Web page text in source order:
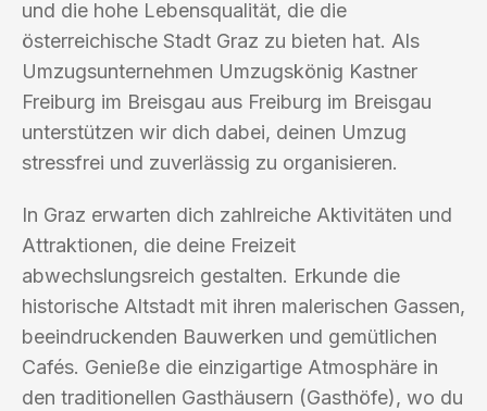
und die hohe Lebensqualität, die die
österreichische Stadt Graz zu bieten hat. Als
Umzugsunternehmen Umzugskönig Kastner
Freiburg im Breisgau aus Freiburg im Breisgau
unterstützen wir dich dabei, deinen Umzug
stressfrei und zuverlässig zu organisieren.
In Graz erwarten dich zahlreiche Aktivitäten und
Attraktionen, die deine Freizeit
abwechslungsreich gestalten. Erkunde die
historische Altstadt mit ihren malerischen Gassen,
beeindruckenden Bauwerken und gemütlichen
Cafés. Genieße die einzigartige Atmosphäre in
den traditionellen Gasthäusern (Gasthöfe), wo du